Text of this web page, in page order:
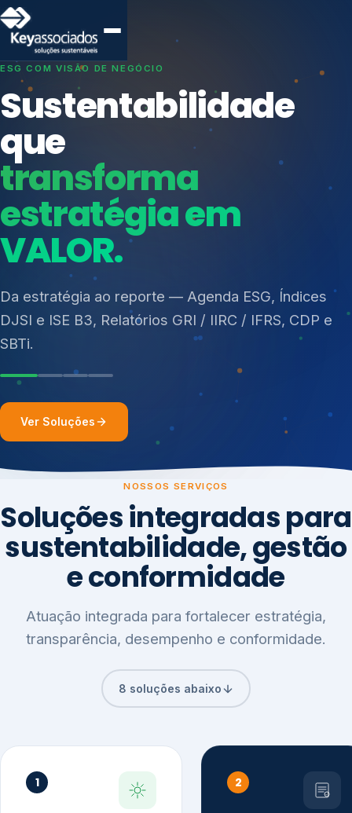
SISTEMAS DE GESTÃO OTIMIZADOS E INTEGRADOS
Conformidade que
protege seu
negócio.
Consultoria, auditoria e treinamentos em ISO 27001,
ISO 27701, ISO 42001, ISO 37001, ISO 9001, ISO
14001, ISO 45001, ONA e PNQ — Gestão de
resíduos sólidos (PGRS/PMGRS).
Índices de Mercado
Mudanças Climáticas
Reputação e Cadeia
Reporte Regulatório
Ver Soluções
NOSSOS SERVIÇOS
Soluções integradas para
sustentabilidade, gestão
e conformidade
Atuação integrada para fortalecer estratégia,
transparência, desempenho e conformidade.
8 soluções abaixo
1 2